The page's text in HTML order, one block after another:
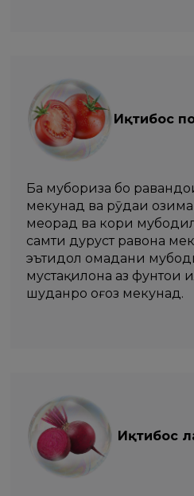
Иқтибос
Ба мубориза бо
мекунад ва рӯдаи
меорад ва кори
самти дуруст равона
эътидол омадани
мустақилона аз фунтҳои
шуданро оғоз мекунад.
​​​​​Иқтибос